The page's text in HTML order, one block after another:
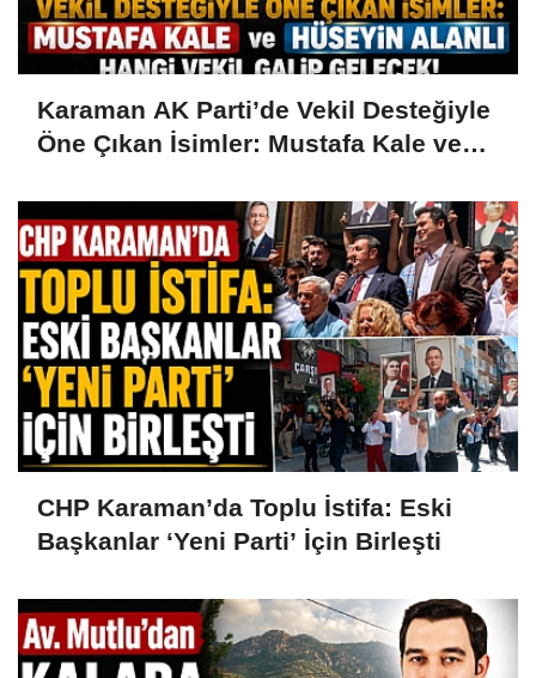
Karaman AK Parti’de Vekil Desteğiyle
Öne Çıkan İsimler: Mustafa Kale ve
CHP Karaman’da Toplu İstifa: Eski
Başkanlar ‘Yeni Parti’ İçin Birleşti